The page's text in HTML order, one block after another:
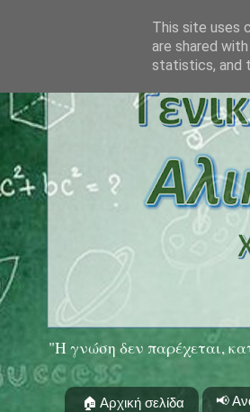
"Η γνώση δεν παρέχεται,
🏠 Αρχική σελίδα 📢
This site uses
are shared
statistics, and